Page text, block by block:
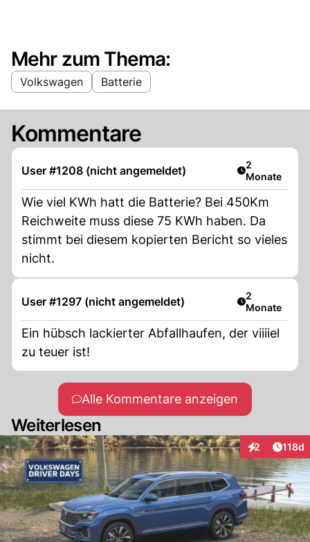
Mehr zum Thema:
Volkswagen Batterie
Kommentare
User #1208 (nicht angemeldet) Artikel
2
Monate
Wie viel KWh hatt die Batterie? Bei 450Km
Reichweite muss diese 75 KWh haben. Da
stimmt bei diesem kopierten Bericht so vieles
nicht.
User #1297 (nicht angemeldet) Artikel
2
Monate
Ein hübsch lackierter Abfallhaufen, der viiiiel
zu teuer ist!
Alle Kommentare anzeigen
Weiterlesen
2
Interaktionen
118d